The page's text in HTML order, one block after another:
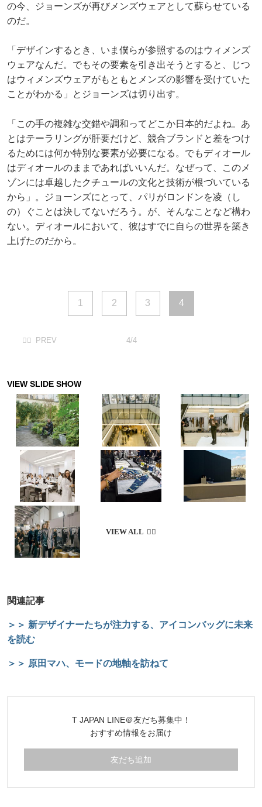
の今、ジョーンズが再びメンズウェアとして蘇らせている
のだ。
「デザインするとき、いま僕らが参照するのはウィメンズ
ウェアなんだ。でもその要素を引き出そうとすると、じつ
はウィメンズウェアがもともとメンズの影響を受けていた
ことがわかる」とジョーンズは切り出す。
「この手の複雑な交錯や調和ってどこか日本的だよね。あ
とはテーラリングが肝要だけど、競合ブランドと差をつけ
るためには何か特別な要素が必要になる。でもディオール
はディオールのままであればいいんだ。なぜって、このメ
ゾンには卓越したクチュールの文化と技術が根づいている
から」。ジョーンズにとって、パリがロンドンを凌（し
の）ぐことは決してないだろう。が、そんなことなど構わ
ない。ディオールにおいて、彼はすでに自らの世界を築き
上げたのだから。
1 2 3 4
4/4
関連記事
＞＞ 新デザイナーたちが注力する、アイコンバッグに未来
を読む
＞＞ 原田マハ、モードの地軸を訪ねて
T JAPAN LINE＠友だち募集中！
おすすめ情報をお届け
友だち追加